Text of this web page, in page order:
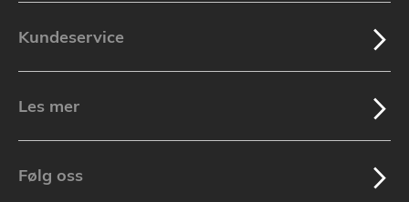
Kundeservice
Les mer
Følg oss